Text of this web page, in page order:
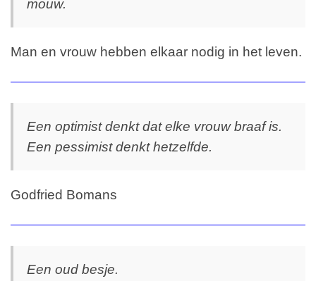
mouw.
Man en vrouw hebben elkaar nodig in het leven.
Een optimist denkt dat elke vrouw braaf is.
Een pessimist denkt hetzelfde.
Godfried Bomans
Een oud besje.